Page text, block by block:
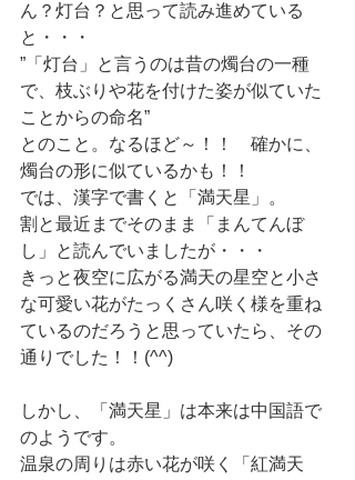
ん？灯台？と思って読み進めている
と・・・
”「灯台」と言うのは昔の燭台の一種
で、枝ぶりや花を付けた姿が似ていた
ことからの命名”
とのこと。なるほど～！！　確かに、
燭台の形に似ているかも！！
では、漢字で書くと「満天星」。
割と最近までそのまま「まんてんぼ
し」と読んでいましたが・・・
きっと夜空に広がる満天の星空と小さ
な可愛い花がたっくさん咲く様を重ね
ているのだろうと思っていたら、その
通りでした！！(^^)
しかし、「満天星」は本来は中国語で
のようです。
温泉の周りは赤い花が咲く「紅満天